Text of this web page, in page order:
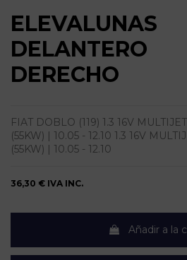
ELEVALUNAS
DELANTERO
DERECHO
FIAT DOBLO (119) 1.3 16V
(55KW) | 10.05 - 12.10 1.3 16V
(55KW) | 10.05 - 12.10
36,30 € IVA INC.
Añadir a la